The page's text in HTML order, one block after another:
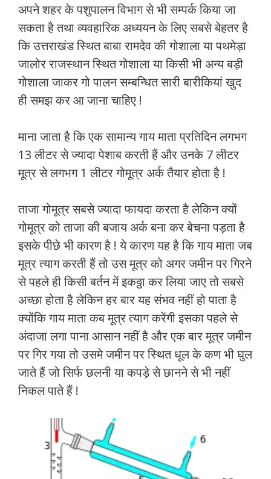
अपने शहर के पशुपालन विभाग से भी सम्पर्क किया जा
सकता है तथा व्यवहारिक अध्ययन के लिए सबसे बेहतर है
कि उत्तराखंड स्थित बाबा रामदेव की गोशाला या पथमेड़ा
जालोर राजस्थान स्थित गोशाला या किसी भी अन्य बड़ी
गोशाला जाकर गो पालन सम्बन्धित सारी बारीकियां खुद
ही समझ कर आ जाना चाहिए !
माना जाता है कि एक सामान्य गाय माता प्रतिदिन लगभग
13 लीटर से ज्यादा पेशाब करती हैं और उनके 7 लीटर
मूत्र से लगभग 1 लीटर गोमूत्र अर्क तैयार होता है !
ताजा गोमूत्र सबसे ज्यादा फायदा करता है लेकिन क्यों
गोमूत्र को ताजा की बजाय अर्क बना कर बेचना पड़ता है
इसके पीछे भी कारण है ! ये कारण यह है कि गाय माता जब
मूत्र त्याग करती हैं तो उस मूत्र को अगर जमीन पर गिरने
से पहले ही किसी बर्तन में इकठ्ठा कर लिया जाए तो सबसे
अच्छा होता है लेकिन हर बार यह संभव नहीं हो पाता है
क्योंकि गाय माता कब मूत्र त्याग करेंगी इसका पहले से
अंदाजा लगा पाना आसान नहीं है और एक बार मूत्र जमीन
पर गिर गया तो उसमे जमीन पर स्थित धूल के कण भी घुल
जाते हैं जो सिर्फ छलनी या कपड़े से छानने से भी नहीं
निकल पाते हैं !